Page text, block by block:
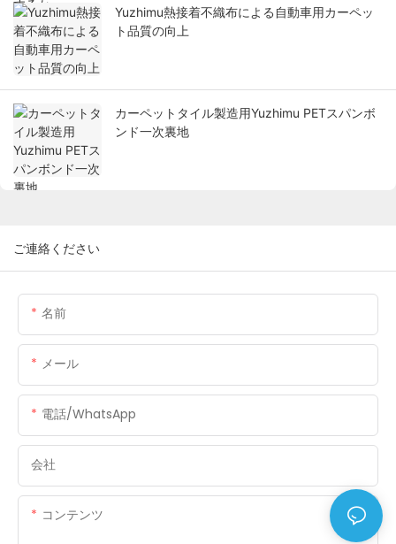
Yuzhimu熱接着不織布による自動車用カーペッ
ト品質の向上
カーペットタイル製造用Yuzhimu PETスパンボ
ンド一次裏地
ご連絡ください
名前
メール
電話/WhatsApp
会社
コンテンツ